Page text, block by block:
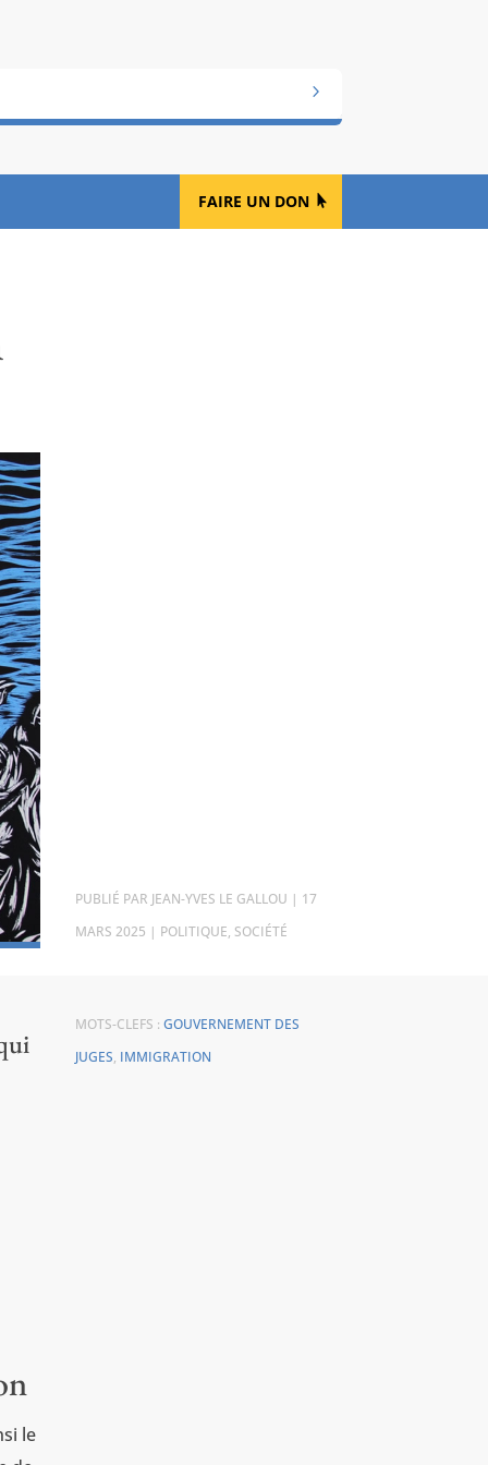
FAIRE UN DON
PAR JEAN-YVES LE GALLOU | 17
MARS 2025 | POLITIQUE, SOCIÉTÉ
le
MOTS-CLEFS : GOUVERNEMENT DES
JUGES, IMMIGRATION